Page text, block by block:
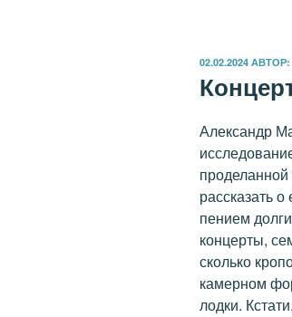
ОПУБЛИКОВАНО
02.02.2024 АВТОР:
Александр
рассказать
пением
концерты,
сколько
камерном
лодки.